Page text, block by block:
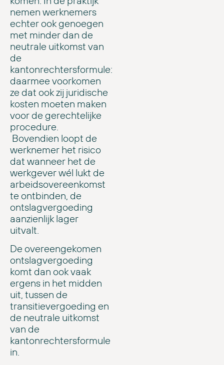
nemen werknemers
echter ook genoegen
met minder dan de
neutrale uitkomst van
de
kantonrechtersformule:
daarmee voorkomen
ze dat ook zij juridische
kosten moeten maken
voor de gerechtelijke
procedure.
Bovendien loopt de
werknemer het risico
dat wanneer het de
werkgever wél lukt de
arbeidsovereenkomst
te ontbinden, de
ontslagvergoeding
aanzienlijk lager
uitvalt.
De overeengekomen
ontslagvergoeding
komt dan ook vaak
ergens in het midden
uit, tussen de
transitievergoeding en
de neutrale uitkomst
van de
kantonrechtersformule
in.